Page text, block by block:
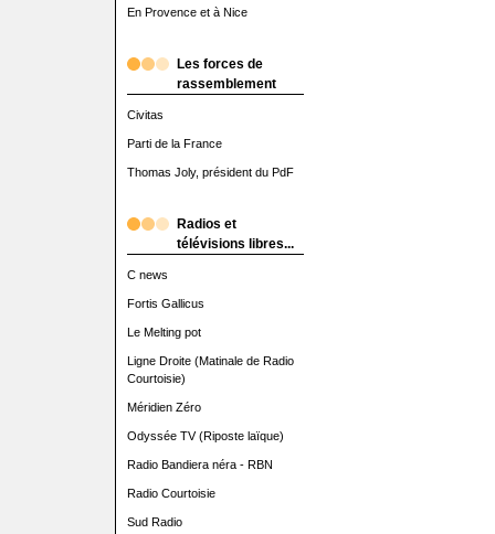
En Provence et à Nice
Les forces de
rassemblement
Civitas
Parti de la France
Thomas Joly, président du PdF
Radios et
télévisions libres...
C news
Fortis Gallicus
Le Melting pot
Ligne Droite (Matinale de Radio
Courtoisie)
Méridien Zéro
Odyssée TV (Riposte laïque)
Radio Bandiera néra - RBN
Radio Courtoisie
Sud Radio